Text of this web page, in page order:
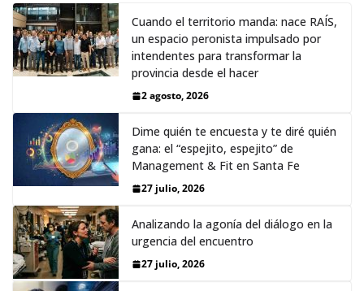
Cuando el territorio manda: nace RAÍS,
un espacio peronista impulsado por
intendentes para transformar la
provincia desde el hacer
2 agosto, 2026
Dime quién te encuesta y te diré quién
gana: el “espejito, espejito” de
Management & Fit en Santa Fe
27 julio, 2026
Analizando la agonía del diálogo en la
urgencia del encuentro
27 julio, 2026